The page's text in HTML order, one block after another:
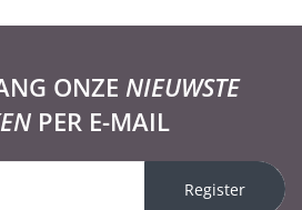
ONZE NIEUWSTE
PER E-MAIL
Register